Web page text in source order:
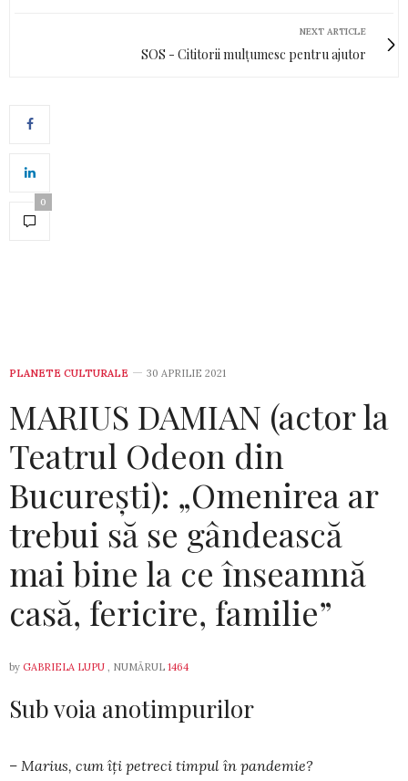
NEXT ARTICLE
SOS - Cititorii mulțumesc pentru ajutor
0
PLANETE CULTURALE 30 APRILIE 2021
MARIUS DAMIAN (actor la
Teatrul Odeon din
București): „Omenirea ar
trebui să se gândească
mai bine la ce înseamnă
casă, fericire, familie”
by GABRIELA LUPU , NUMĂRUL 1464
Sub voia anotimpurilor
– Marius, cum îți petreci timpul în pandemie?